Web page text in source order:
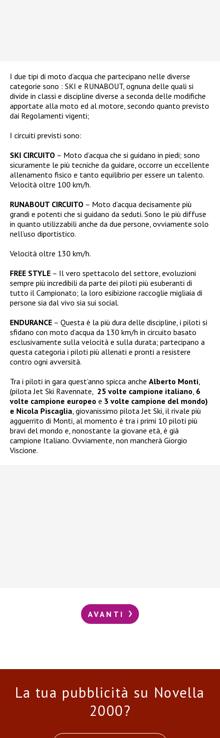
I due tipi di moto d’acqua che partecipano nelle diverse
categorie sono : SKI e RUNABOUT, ognuna delle quali si
divide in classi e discipline diverse a seconda delle modifiche
apportate alla moto ed al motore, secondo quanto previsto
dai Regolamenti vigenti;
I circuiti previsti sono:
SKI CIRCUITO – Moto d’acqua che si guidano in piedi; sono
sicuramente le più tecniche da guidare, occorre un eccellente
allenamento fisico e tanto equilibrio per essere un talento.
Velocità oltre 100 km/h.
RUNABOUT CIRCUITO – Moto d’acqua decisamente più
grandi e potenti che si guidano da seduti. Sono le più diffuse
in quanto utilizzabili anche da due persone, ovviamente solo
nell’uso diportistico.
Velocità oltre 130 km/h.
FREE STYLE – Il vero spettacolo del settore, evoluzioni
sempre più incredibili da parte dei piloti più esuberanti di
tutto il Campionato; la loro esibizione raccoglie migliaia di
persone sia dal vivo sia sui social.
ENDURANCE – Questa è la più dura delle discipline, i piloti si
sfidano con moto d’acqua da 130 km/h in circuito basato
esclusivamente sulla velocità e sulla durata; partecipano a
questa categoria i piloti più allenati e pronti a resistere
contro ogni avversità.
Tra i piloti in gara quest’anno spicca anche Alberto Monti
(pilota Jet Ski Ravennate, 25 volte campione italiano 6
volte campione europeo e 3 volte campione del mondo)
e Nicola Piscaglia , giovanissimo pilota Jet Ski, il rivale più
agguerrito di Monti, al momento è tra i primi 10 piloti più
bravi del mondo e, nonostante la giovane età, è già
campione Italiano. Ovviamente, non mancherà Giorgio
Viscione.
AVANTI
La tua pubblicità su Novella
2000?